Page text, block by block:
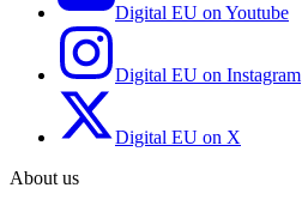
Digital EU on Youtube
Digital EU on Instagram
Digital EU on X
About us